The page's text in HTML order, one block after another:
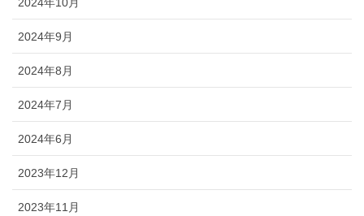
2024年9月
2024年8月
2024年7月
2024年6月
2023年12月
2023年11月